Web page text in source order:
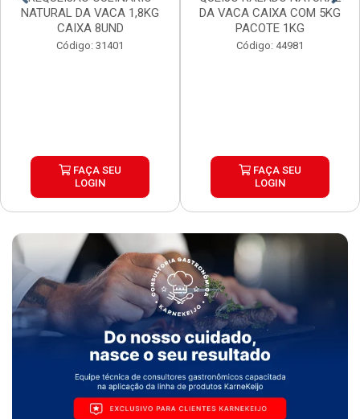
NATURAL DA VACA 1,8KG
CAIXA 8UND
Código: 31401
FAÇA SEU
LOGIN
DA VACA CAIXA COM 5KG
PACOTE 1KG
Código: 44981
FAÇA SEU
LOGIN